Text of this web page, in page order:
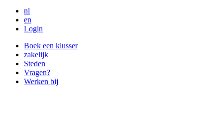
nl
en
Login
Boek een klusser
zakelijk
Steden
Vragen?
Werken bij